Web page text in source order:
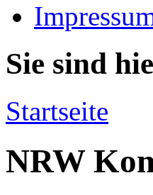
Sie sind
Startseite
NRW